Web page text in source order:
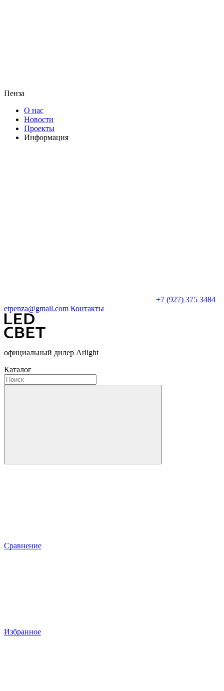
Пенза
О нас
Новости
Проекты
Информация
+7 (927) 375 3484
etpenza@gmail.com Контакты
официальный дилер Arlight
Каталог
Сравнение
Избранное